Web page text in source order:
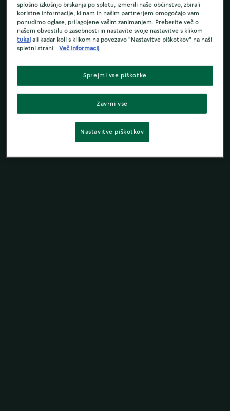
splošno izkušnjo brskanja po spletu, izmerili naše občinstvo, zbirali
koristne informacije, ki nam in našim partnerjem omogočajo vam
ponudimo oglase, prilagojene vašim zanimanjem. Preberite več o
našem obvestilu o zasebnosti in nastavite svoje nastavitve s klikom
tukaj ali kadar koli s klikom na povezavo "Nastavitve piškotkov" na naši
spletni strani.
Več informacij
Zavrni vse
Sprejmi vse piškotke
Nastavitve piškotkov